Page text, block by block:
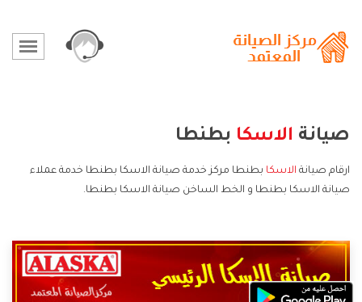
صيانة الاسكا بطنطا
ارقام صيانة الاسكا بطنطا مركز خدمة صيانة الاسكا بطنطا خدمة عملاء
صيانة الاسكا بطنطا و الخط الساخن صيانة الاسكا بطنطا.